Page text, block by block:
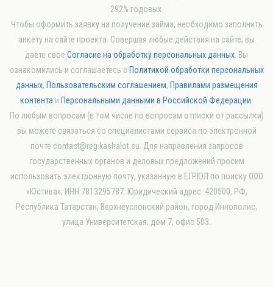
292% годовых.
Чтобы оформить заявку на получение займа, необходимо заполнить
анкету на сайте проекта. Совершая любые действия на сайте, вы
даете свое Согласие на обработку персональных данных . Вы
ознакомились и соглашаетесь с Политикой обработки персональных
данных, Пользовательским соглашением, Правилами размещения
контента и Персональными данными в Российской Федерации
По любым вопросам (в том числе по вопросам отписки от рассылки)
вы можете связаться со специалистами сервиса по электронной
почте contact@reg.kashalot.su. Для направления запросов
государственных органов и деловых предложений просим
использовать электронную почту, указанную в ЕГРЮЛ по поиску ООО
«Юстива», ИНН 7813295787. Юридический адрес: 420500, РФ,
Республика Татарстан, Верхнеуслонский район, город Иннополис,
улица Университетская, дом 7, офис 503.